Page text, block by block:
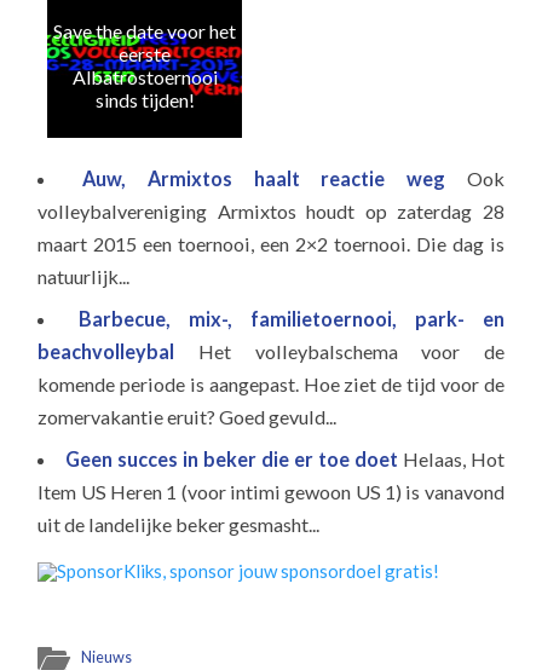
Save the date voor het
eerste
Albatrostoernooi
sinds tijden!
Auw, Armixtos haalt reactie weg Ook
volleybalvereniging Armixtos houdt op zaterdag 28
maart 2015 een toernooi, een 2×2 toernooi. Die dag is
natuurlijk...
Barbecue, mix-, familietoernooi, park- en
beachvolleybal Het volleybalschema voor de
komende periode is aangepast. Hoe ziet de tijd voor de
zomervakantie eruit? Goed gevuld...
Geen succes in beker die er toe doet Helaas, Hot
Item US Heren 1 (voor intimi gewoon US 1) is vanavond
uit de landelijke beker gesmasht...
Nieuws